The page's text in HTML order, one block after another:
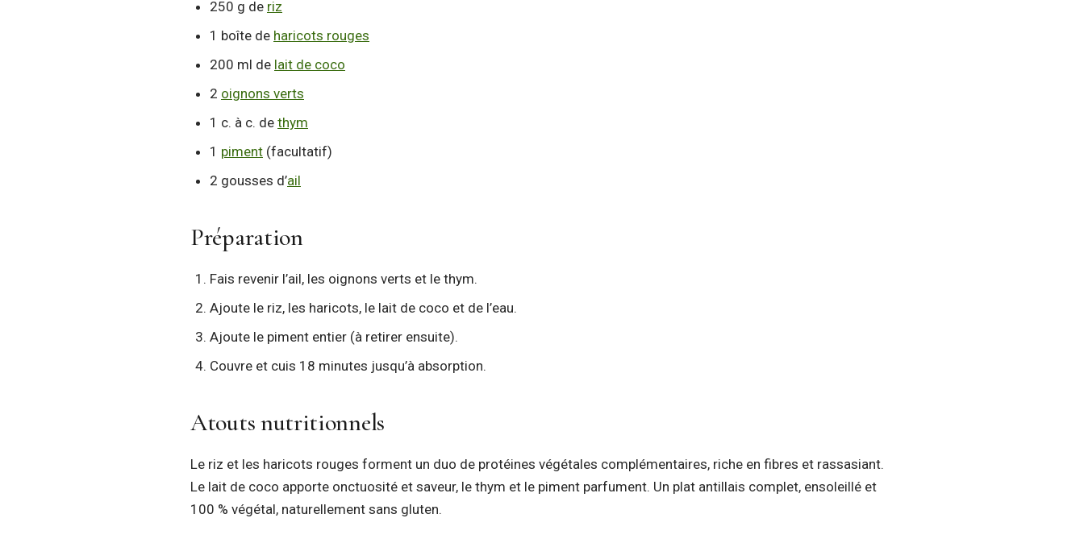
250 g de riz
1 boîte de haricots rouges
200 ml de lait de coco
2 oignons verts
1 c. à c. de thym
1 piment (facultatif)
2 gousses d’ail
Préparation
Fais revenir l’ail, les oignons verts et le thym.
Ajoute le riz, les haricots, le lait de coco et de l’eau.
Ajoute le piment entier (à retirer ensuite).
Couvre et cuis 18 minutes jusqu’à absorption.
Atouts nutritionnels
Le riz et les haricots rouges forment un duo de protéines végétales complémentaires, riche en fibres et rassasiant.
Le lait de coco apporte onctuosité et saveur, le thym et le piment parfument. Un plat antillais complet, ensoleillé et
100 % végétal, naturellement sans gluten.